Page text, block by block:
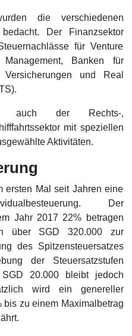
die verschiedenen
Der Finanzsektor
für Venture
Banken für
Versicherungen und Real
auch der Rechts-,
mit speziellen
Aktivitäten.
ersten Mal seit Jahren eine
Der
Jahr 2017 22% betragen
über SGD 320.000 zur
des Spitzensteuersatzes
der Steuersatzstufen
20.000 bleibt jedoch
wird ein genereller
bis zu einem Maximalbetrag